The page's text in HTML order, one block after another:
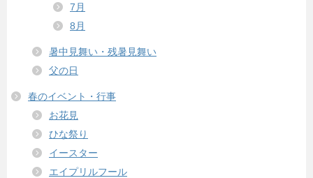
7月
8月
暑中見舞い・残暑見舞い
父の日
春のイベント・行事
お花見
ひな祭り
イースター
エイプリルフール